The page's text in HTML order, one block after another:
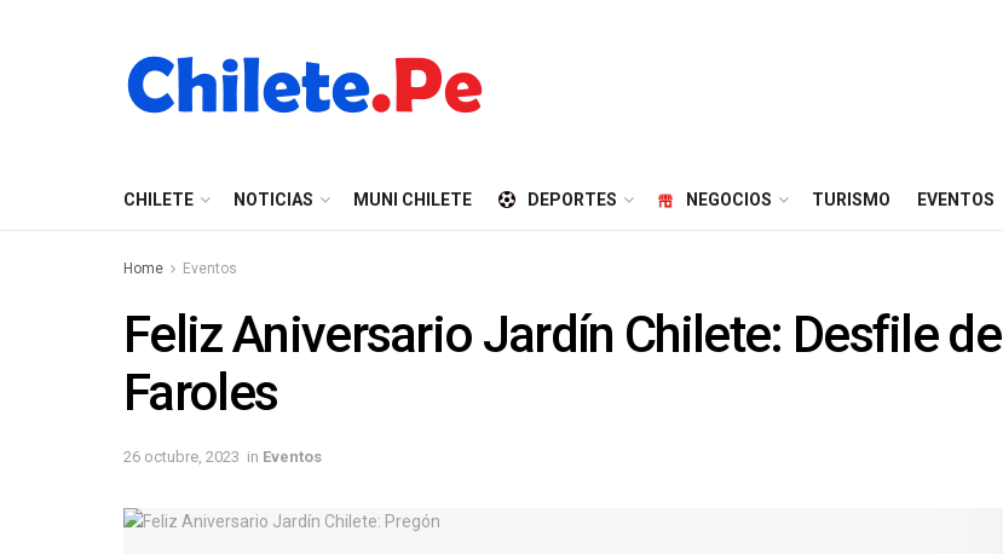
CHILETE NOTICIAS MUNI CHILETE DEPORTES NEGOCIOS TURISMO EVENTOS
Home Eventos
Feliz Aniversario Jardín Chilete: Desfile de
Faroles
26 octubre, 2023 in Eventos